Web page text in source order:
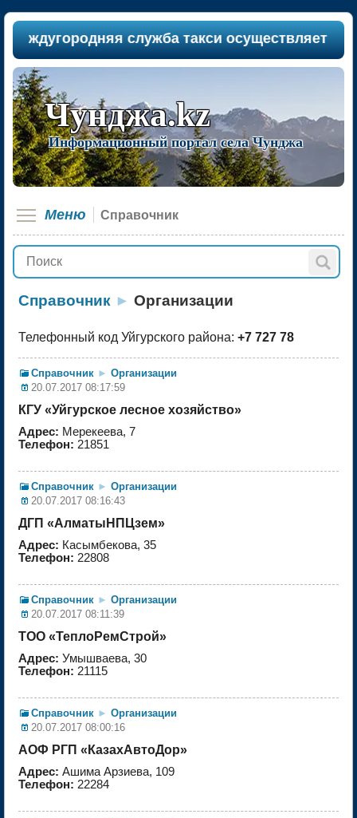
служба такси осуществляет
Чунджа.kz
Информационный портал села Чунджа
Меню Справочник
Справочник ► Организации
Телефонный код Уйгурского района: +7 727 78
Справочник ► Организации
20.07.2017 08:17:59
КГУ «Уйгурское лесное хозяйство»
Адрес: Мерекеева, 7
Телефон: 21851
Справочник ► Организации
20.07.2017 08:16:43
ДГП «АлматыНПЦзем»
Адрес: Касымбекова, 35
Телефон: 22808
Справочник ► Организации
20.07.2017 08:11:39
ТОО «ТеплоРемСтрой»
Адрес: Умышваева, 30
Телефон: 21115
Справочник ► Организации
20.07.2017 08:00:16
АОФ РГП «КазахАвтоДор»
Адрес: Ашима Арзиева, 109
Телефон: 22284